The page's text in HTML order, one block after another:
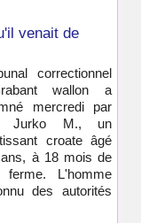
venait de
correctionnel
wallon a
mercredi par
Jurko M., un
croate âgé
à 18 mois de
ferme. L'homme
des autorités